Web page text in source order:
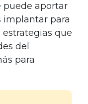
puede aportar
implantar para
que
del
para